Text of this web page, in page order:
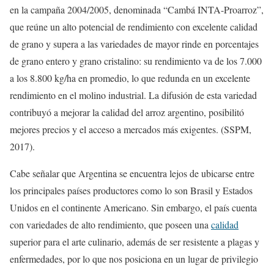
en la campaña 2004/2005, denominada “Cambá INTA-Proarroz”,
que reúne un alto potencial de rendimiento con excelente calidad
de grano y supera a las variedades de mayor rinde en porcentajes
de grano entero y grano cristalino: su rendimiento va de los 7.000
a los 8.800 kg/ha en promedio, lo que redunda en un excelente
rendimiento en el molino industrial. La difusión de esta variedad
contribuyó a mejorar la calidad del arroz argentino, posibilitó
mejores precios y el acceso a mercados más exigentes. (SSPM,
2017).
Cabe señalar que Argentina se encuentra lejos de ubicarse entre
los principales países productores como lo son Brasil y Estados
Unidos en el continente Americano. Sin embargo, el país cuenta
con variedades de alto rendimiento, que poseen unacalidad
superior para el arte culinario, además de ser resistente a plagas y
enfermedades, por lo que nos posiciona en un lugar de privilegio